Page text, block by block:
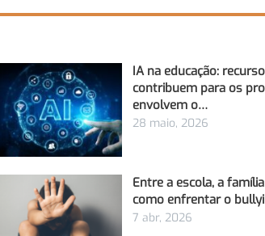
IA na educação:
contribuem para os
envolvem o…
28 maio, 2026
Entre a escola, a
como enfrentar o
7 abr, 2026